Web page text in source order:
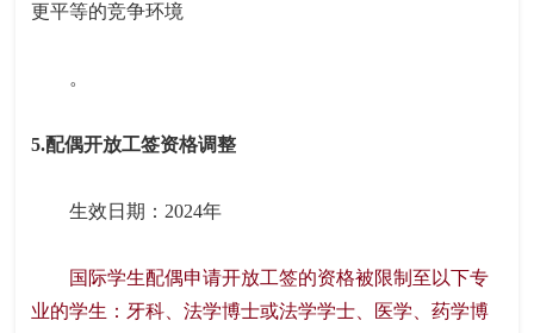
更平等的竞争环境
。
5.配偶开放工签资格调整
生效日期：2024年
国际学生配偶申请开放工签的资格被限制至以下专
业的学生：牙科、法学博士或法学学士、医学、药学博